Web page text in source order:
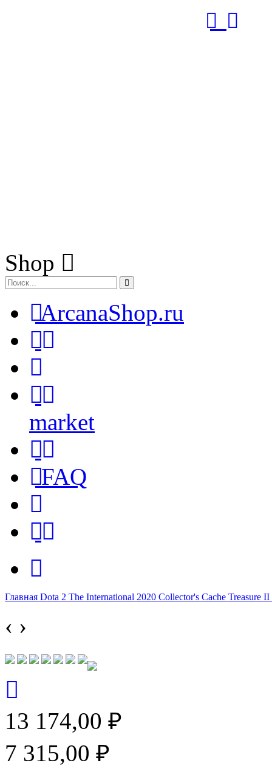
Shop
ArcanaShop.ru
market
FAQ
Главная Dota 2 The International 2020 Collector's Cache Treasure II
‹ ›
13 174,00 ₽
7 315,00 ₽